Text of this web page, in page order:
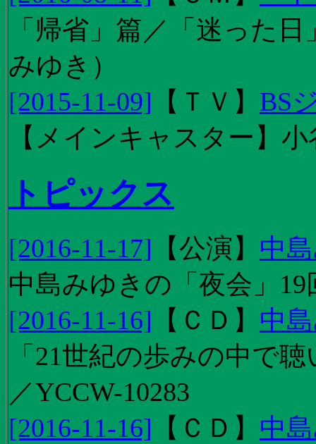
「帰省」篇／「迷った
みゆき）
[2015-11-09] 【 ＴＶ 】 BS
【メインキャスター】
トピックス
[2016-11-17] 【公演 】 中
中島みゆきの「夜会」
[2016-11-16] 【 ＣＤ 】 中
「21世紀の歩みの中で
／YCCW-10283
[2016-11-16] 【 ＣＤ 】 中